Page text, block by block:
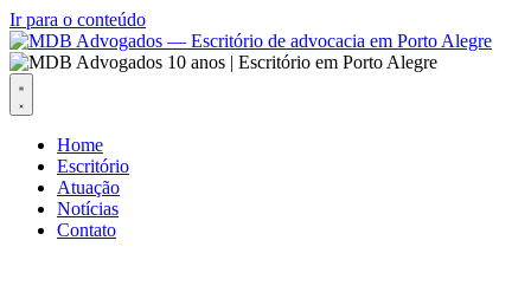
Ir para o conteúdo
Home
Escritório
Atuação
Notícias
Contato